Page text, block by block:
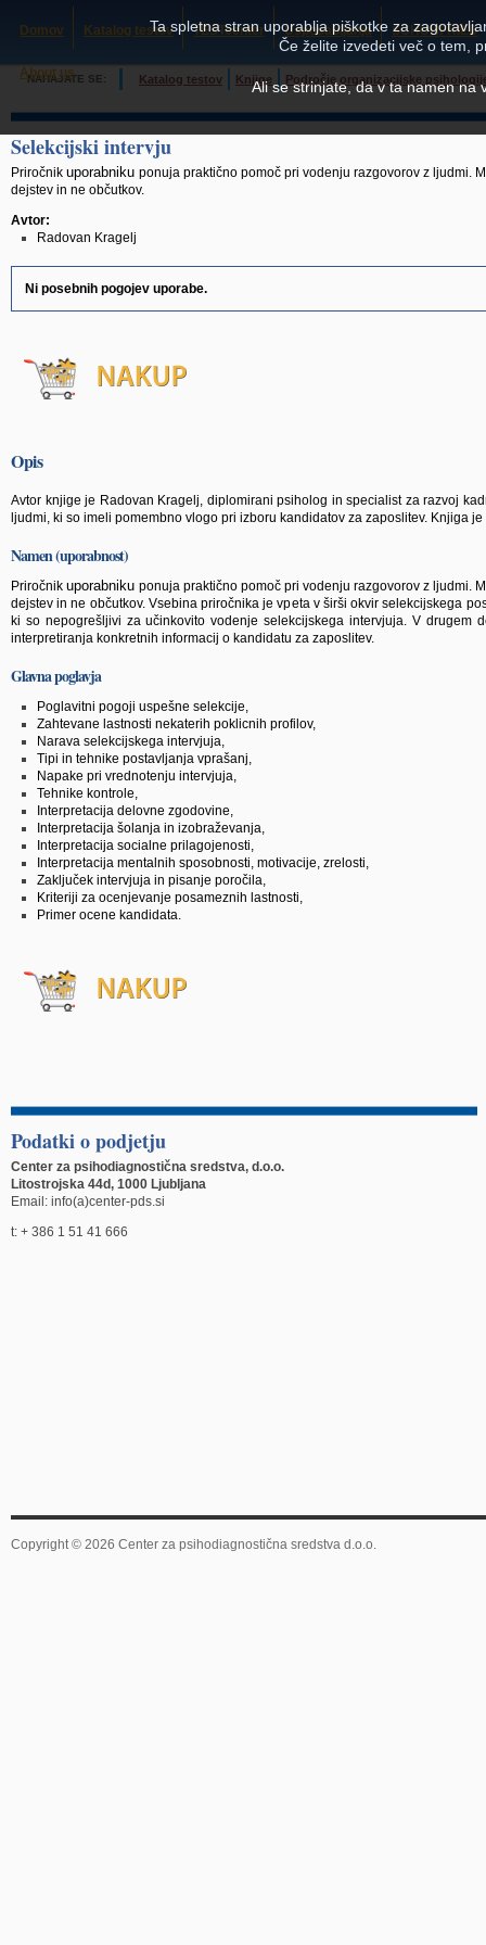
Domov Katalog testov TESTcenter Usposabljanja SCHUHFRIED
About us
NAHAJATE SE: Katalog testov Knjige Področje organizacijske
Selekcijski intervju
Priročnik uporabniku ponuja praktično pomoč pri vodenju razgovorov z ljudmi.
dejstev in ne občutkov.
Avtor:
Radovan Kragelj
Ni posebnih pogojev uporabe.
Opis
Avtor knjige je Radovan Kragelj, diplomirani psiholog in specialist za razvoj
ljudmi, ki so imeli pomembno vlogo pri izboru kandidatov za zaposlitev. Knjiga
Namen (uporabnost)
Priročnik uporabniku ponuja praktično pomoč pri vodenju razgovorov z ljudmi.
dejstev in ne občutkov. Vsebina priročnika je vpeta v širši okvir selekcijskega
ki so nepogrešljivi za učinkovito vodenje selekcijskega intervjuja. V drugem
interpretiranja konkretnih informacij o kandidatu za zaposlitev.
Glavna poglavja
Poglavitni pogoji uspešne selekcije,
Zahtevane lastnosti nekaterih poklicnih profilov,
Narava selekcijskega intervjuja,
Tipi in tehnike postavljanja vprašanj,
Napake pri vrednotenju intervjuja,
Tehnike kontrole,
Interpretacija delovne zgodovine,
Interpretacija šolanja in izobraževanja,
Interpretacija socialne prilagojenosti,
Interpretacija mentalnih sposobnosti, motivacije, zrelosti,
Zaključek intervjuja in pisanje poročila,
Kriteriji za ocenjevanje posameznih lastnosti,
Primer ocene kandidata.
Podatki o podjetju
Center za psihodiagnostična sredstva, d.o.o.
Litostrojska 44d, 1000 Ljubljana
Email: info(a)center-pds.si
t: + 386 1 51 41 666
Copyright © 2026 Center za psihodiagnostična sredstva d.o.o.
Ta spletna stran uporablja piškotke za
Če želite izvedeti več o tem,
Ali se strinjate, da v ta namen na